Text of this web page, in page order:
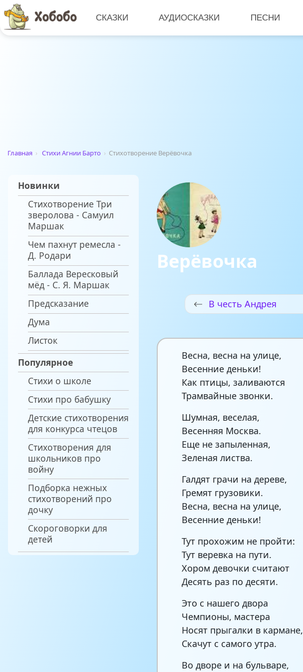
СКАЗКИ АУДИОСКАЗКИ ПЕСНИ
Главная › Стихи Агнии Барто › Стихотворение Верёвочка
Новинки
Стихотворение Три
зверолова - Самуил
Маршак
Чем пахнут ремесла -
Д. Родари
Баллада Вересковый
мёд - С. Я. Маршак
Предсказание
Дума
Листок
Популярное
Стихи о школе
Стихи про бабушку
Детские стихотворения
для конкурса чтецов
Стихотворения для
школьников про
войну
Подборка нежных
стихотворений про
дочку
Скороговорки для
детей
Верёвочка
В честь Андрея
Весна, весна на улице,
Весенние деньки!
Как птицы, заливаются
Трамвайные звонки.
Шумная, веселая,
Весенняя Москва.
Еще не запыленная,
Зеленая листва.
Галдят грачи на дереве,
Гремят грузовики.
Весна, весна на улице,
Весенние деньки!
Тут прохожим не пройти:
Тут веревка на пути.
Хором девочки считают
Десять раз по десяти.
Это с нашего двора
Чемпионы, мастера
Носят прыгалки в кармане,
Скачут с самого утра.
Во дворе и на бульваре,